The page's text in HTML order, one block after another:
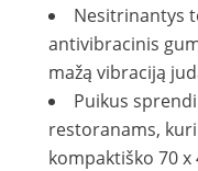
Nesitrinantys
antivibracinis
mažą vibraciją
Puikus
restoranams,
kompaktiško 70 x